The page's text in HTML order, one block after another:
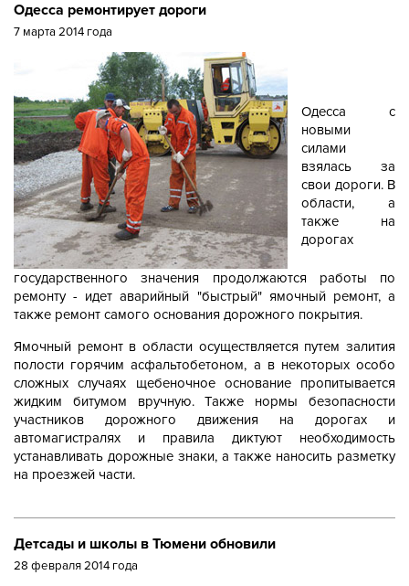
Одесса ремонтирует дороги
7 марта 2014 года
Одесса с
новыми
силами
взялась за
свои дороги. В
области, а
также на
дорогах
государственного значения продолжаются работы по
ремонту - идет аварийный "быстрый" ямочный ремонт, а
также ремонт самого основания дорожного покрытия.
Ямочный ремонт в области осуществляется путем залития
полости горячим асфальтобетоном, а в некоторых особо
сложных случаях щебеночное основание пропитывается
жидким битумом вручную. Также нормы безопасности
участников дорожного движения на дорогах и
автомагистралях и правила диктуют необходимость
устанавливать дорожные знаки, а также наносить разметку
на проезжей части.
Детсады и школы в Тюмени обновили
28 февраля 2014 года